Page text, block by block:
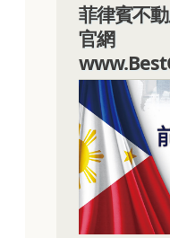
菲律賓不
官網